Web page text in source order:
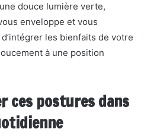
douce lumière verte,
enveloppe et vous
les bienfaits de votre
à une position
ces postures dans